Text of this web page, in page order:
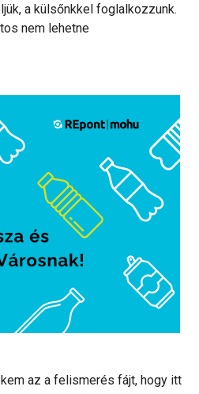
a külsőnkkel foglalkozzunk.
nem lehetne
az a felismerés fájt, hogy itt